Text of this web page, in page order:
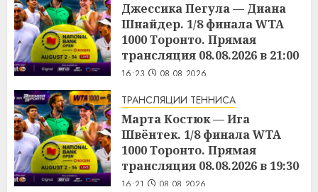
Джессика Пегула — Диана
Шнайдер. 1/8 финала WTA
1000 Торонто. Прямая
трансляция 08.08.2026 в 21:00
16:23 08.08.2026
ТРАНСЛЯЦИИ ТЕННИСА
Марта Костюк — Ига
Швёнтек. 1/8 финала WTA
1000 Торонто. Прямая
трансляция 08.08.2026 в 19:30
16:21 08.08.2026